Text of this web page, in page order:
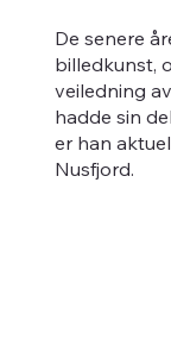
De senere
billedkunst,
veiledning
hadde sin
er han
Nusfjord.